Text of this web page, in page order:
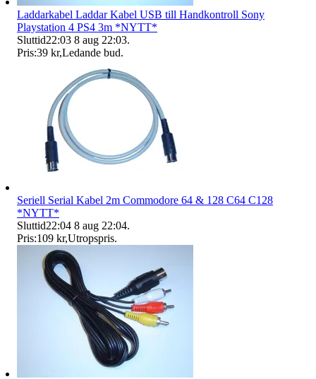
Laddarkabel Laddar Kabel USB till Handkontroll Sony
Playstation 4 PS4 3m *NYTT*
Sluttid22:03 8 aug 22:03.
Pris:39 kr,Ledande bud.
Seriell Serial Kabel 2m Commodore 64 & 128 C64 C128
*NYTT*
Sluttid22:04 8 aug 22:04.
Pris:109 kr,Utropspris.